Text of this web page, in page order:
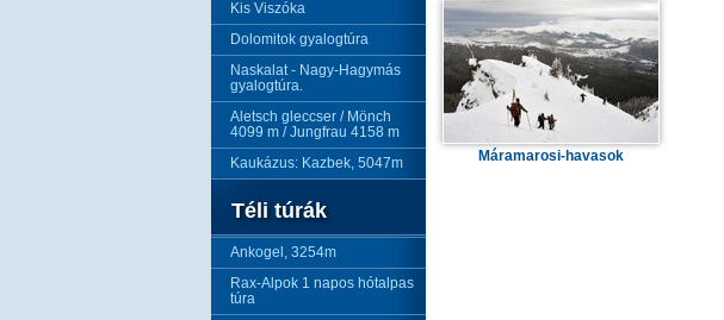
Kis Viszóka
Dolomitok gyalogtúra
Naskalat - Nagy-Hagymás
gyalogtúra.
Aletsch gleccser / Mönch
4099 m / Jungfrau 4158 m
Kaukázus: Kazbek, 5047m
Téli túrák
Ankogel, 3254m
Rax-Alpok 1 napos hótalpas
túra
Máramarosi-havasok